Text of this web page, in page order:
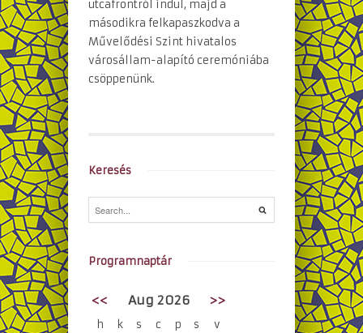
utcafrontról indul, majd a
másodikra felkapaszkodva a
Művelődési Szint hivatalos
városállam-alapító ceremóniába
csöppenünk.
Keresés
Programnaptár
<< Aug 2026 >>
h k s c p s
v